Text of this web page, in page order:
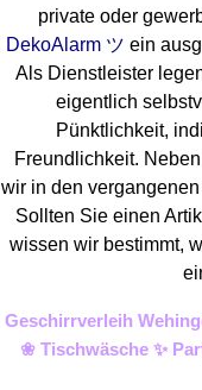
private oder
DekoAlarm ツ ein
Als Dienstleister
eigentlich
Pünktlichkeit,
Freundlichkeit.
wir in den
Sollten Sie einen
wissen wir bestimmt,
Geschirrverleih
❀ Tischwäsche ✨